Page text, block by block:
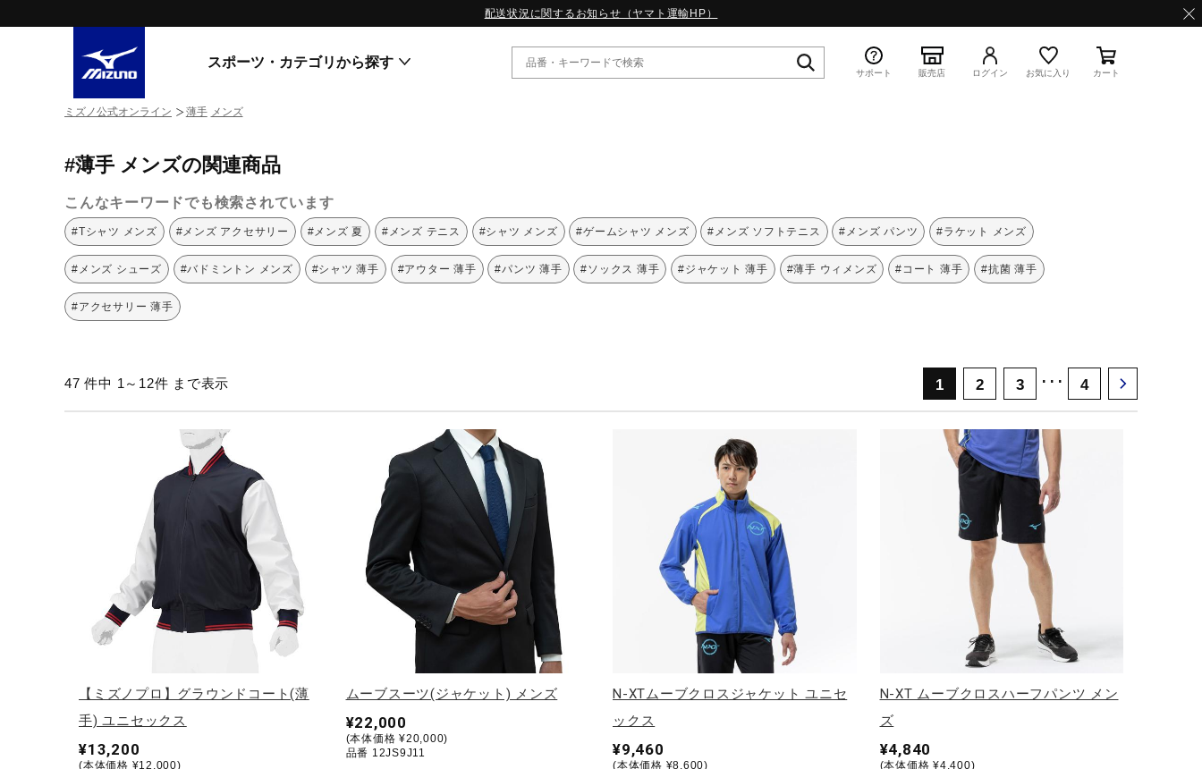
配送状況に関するお知らせ（ヤマト運輸HP）
スポーツ・カテゴリから探す
ライフスタイルウエア
ランニング
サッカー／フットサル
トレーニング
野球
バレーボール
ソフトボール
ウィンタースポーツ
ワーキング
ライフスタイルグッズ
インナー
WAVE PROPHECY
MORELIA LS
WAVE RIDER
MXR
ゴアテックス
W.PROPHECY1｜特集
WP MAGIC MITA｜特集
WP STRAP｜特集
スペシャルカラーパック｜特集
サポート 販売店 ログイン お気に入り カート
ミズノ公式オンライン 薄手 メンズ
#薄手 メンズの関連商品
こんなキーワードでも検索されています
#Tシャツ メンズ #メンズ アクセサリー #メンズ 夏 #メンズ テニス #シャツ メンズ #ゲームシャツ メンズ #メンズ ソフトテニス #メンズ パンツ #ラケット メンズ
#メンズ シューズ #バドミントン メンズ #シャツ 薄手 #アウター 薄手 #パンツ 薄手 #ソックス 薄手 #ジャケット 薄手 #薄手 ウィメンズ #コート 薄手 #抗菌 薄手
#アクセサリー 薄手
47 件中 1～12件 まで表示 1 2 3 ･･･ 4
【ミズノプロ】グラウンドコート(薄
手) ユニセックス
¥13,200
(本体価格 ¥12,000)
ムーブスーツ(ジャケット) メンズ
¥22,000
(本体価格 ¥20,000)
品番 12JS9J11
N-XTムーブクロスジャケット ユニセ
ックス
¥9,460
(本体価格 ¥8,600)
N-XT ムーブクロスハーフパンツ メン
ズ
¥4,840
(本体価格 ¥4,400)